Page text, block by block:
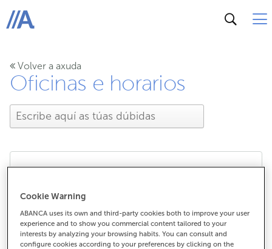
ABANCA
Volver a axuda
Oficinas e horarios
¿ABANCA ten oficinas no
estranxeiro?
Cookie Warning
ABANCA uses its own and third-party cookies both to improve your user
experience and to show you commercial content tailored to your
interests by analyzing your browsing habits. You can consult and
configure cookies according to your preferences by clicking on the